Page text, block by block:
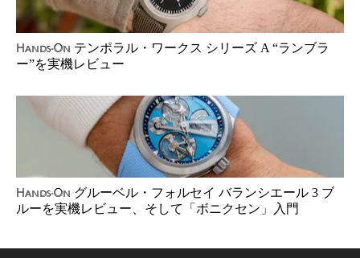
Hands-On テンポラル・ワークス シリーズ A “ランブラ
ー”を実機レビュー
Hands-On グルーベル・フォルセイ バランシエール 3 ブ
ルーを実機レビュー、そして「ボニクセン」入門